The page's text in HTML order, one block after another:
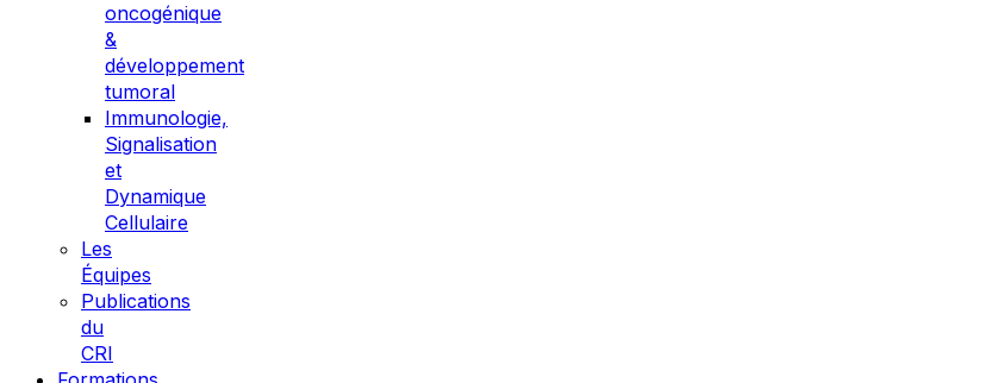
oncogénique
&
développement
tumoral
Immunologie,
Signalisation
et
Dynamique
Cellulaire
Les
Équipes
Publications
du
CRI